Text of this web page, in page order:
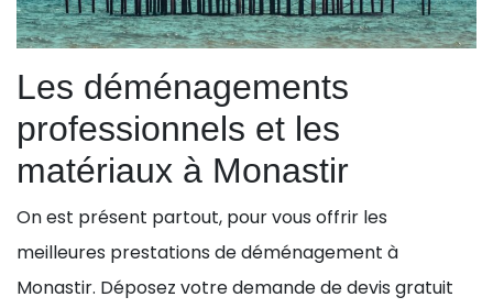
Les déménagements
professionnels et les
matériaux à Monastir
On est présent partout, pour vous offrir les
meilleures prestations de déménagement à
Monastir. Déposez votre demande de devis gratuit